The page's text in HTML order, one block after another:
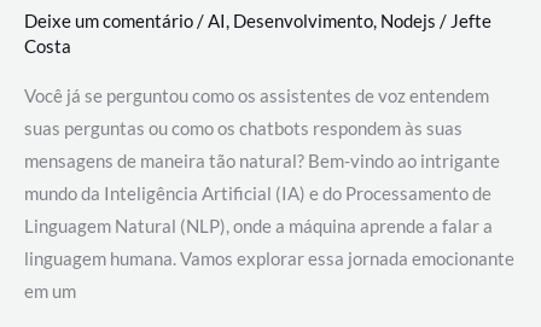
Deixe um comentário/AI, Desenvolvimento, Nodejs / Jefte
Costa
Você já se perguntou como os assistentes de voz entendem
suas perguntas ou como os chatbots respondem às suas
mensagens de maneira tão natural? Bem-vindo ao intrigante
mundo da Inteligência Artificial (IA) e do Processamento de
Linguagem Natural (NLP), onde a máquina aprende a falar a
linguagem humana. Vamos explorar essa jornada emocionante
em um